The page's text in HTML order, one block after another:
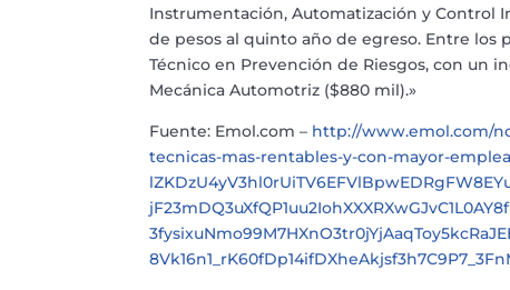
Instrumentación, Automatización y Control
de pesos al quinto año de egreso. Entre los
Técnico en Prevención de Riesgos, con un
Mecánica Automotriz ($880 mil).»
Fuente: Emol.com – http://www.emol.com/
tecnicas-mas-rentables-y-con-mayor-